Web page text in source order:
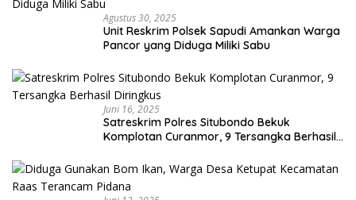
Agustus 30, 2025
Unit Reskrim Polsek Sapudi Amankan Warga
Pancor yang Diduga Miliki Sabu
Juni 16, 2025
Satreskrim Polres Situbondo Bekuk
Komplotan Curanmor, 9 Tersangka Berhasil